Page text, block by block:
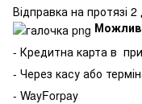
Відправка на протязі 2
- Кредитна карта в
- Через касу або
- WayForpay